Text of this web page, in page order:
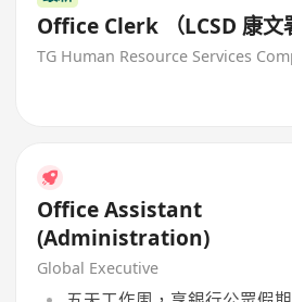
Office Clerk （LCSD 康文
Office Assistant
(Administration)
Global Executive